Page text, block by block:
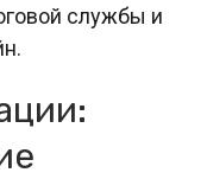
службы и